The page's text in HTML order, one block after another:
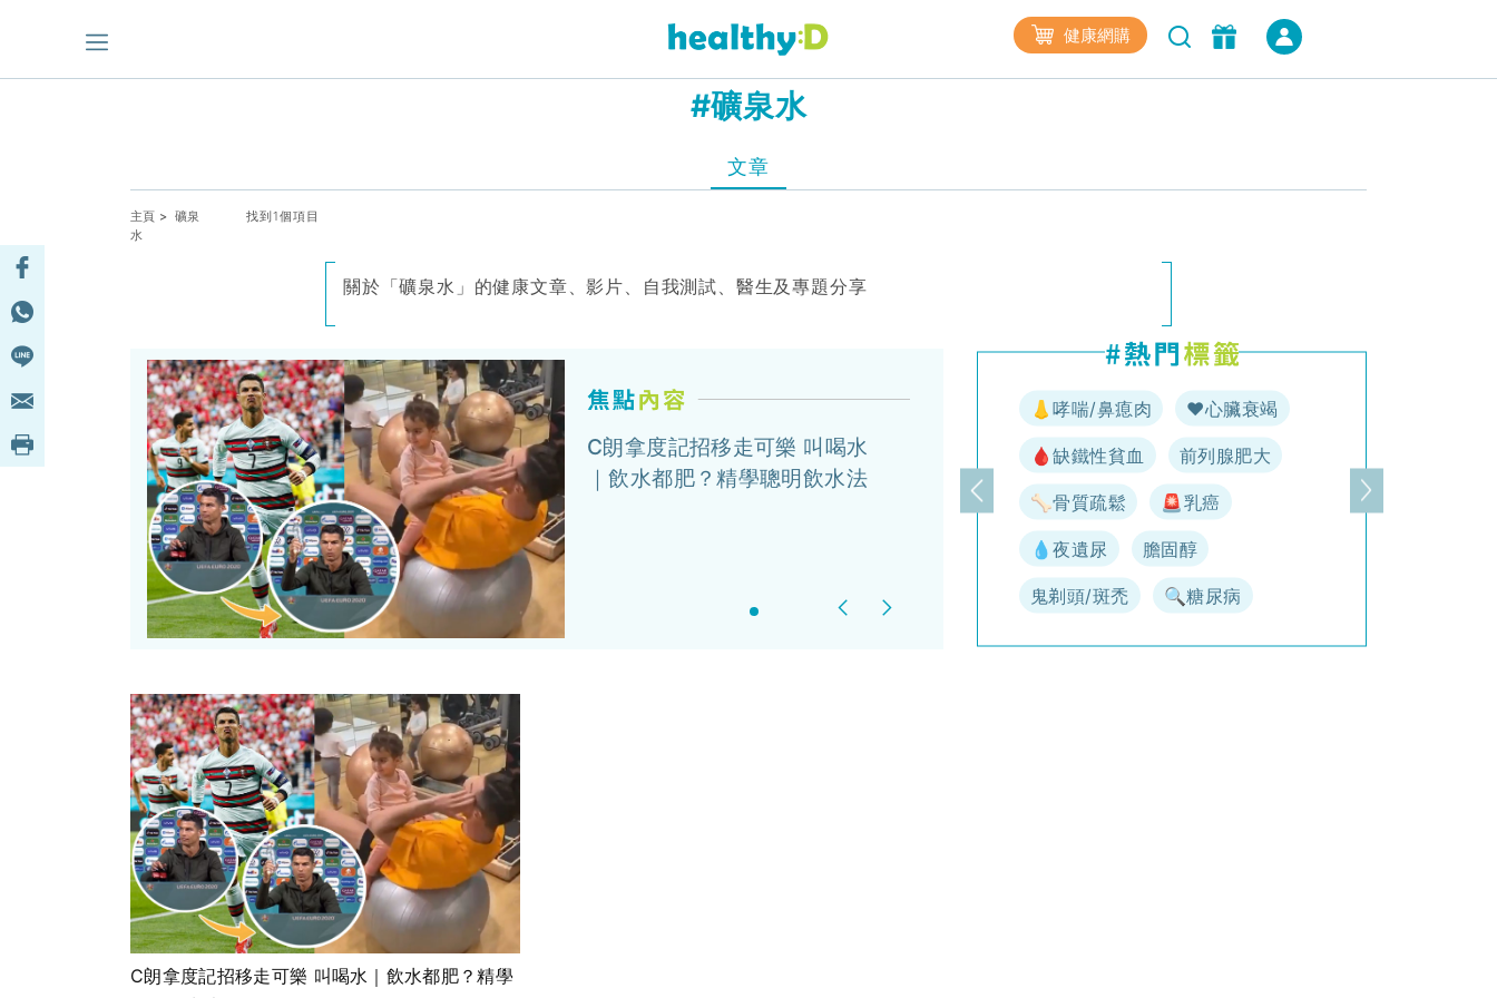
健康網購
#礦泉水
文章
主頁 > 礦泉
水
找到1個項目
關於「礦泉水」的健康文章、影片、自我測試、醫生及專題分享
C朗拿度記招移走可樂 叫喝水
｜飲水都肥？精學聰明飲水法
Previous
上一頁
👃哮喘/鼻瘜肉 ♥️心臟衰竭
🩸缺鐵性貧血 前列腺肥大
🦴骨質疏鬆 🚨乳癌
💧夜遺尿 膽固醇
鬼剃頭/斑禿 🔍糖尿病
下一頁
C朗拿度記招移走可樂 叫喝水｜飲水都肥？精學